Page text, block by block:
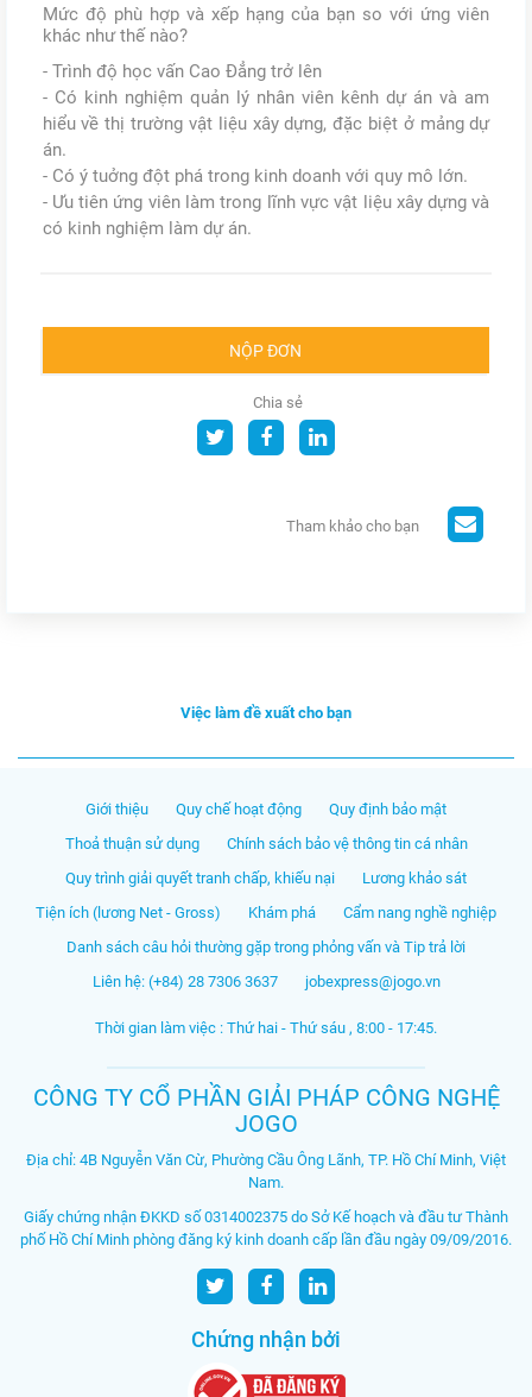
Mức độ phù hợp và xếp hạng của bạn so với ứng viên
khác như thế nào?
- Trình độ học vấn Cao Đẳng trở lên
- Có kinh nghiệm quản lý nhân viên kênh dự án và am
hiểu về thị trường vật liệu xây dựng, đặc biệt ở mảng dự
án.
- Có ý tuởng đột phá trong kinh doanh với quy mô lớn.
- Ưu tiên ứng viên làm trong lĩnh vực vật liệu xây dựng và
có kinh nghiệm làm dự án.
NỘP ĐƠN
Chia sẻ
Tham khảo cho bạn
Việc làm đề xuất cho bạn
Giới thiệu Quy chế hoạt động
Quy định bảo mật
Thoả thuận sử dụng
Chính sách bảo vệ thông tin cá nhân
Quy trình giải quyết tranh chấp, khiếu nại
Lương khảo sát
Tiện ích (lương Net - Gross)
Khám phá
Cẩm nang nghề nghiệp
Danh sách câu hỏi thường gặp trong phỏng vấn và Tip trả lời
Liên hệ: (+84) 28 7306 3637
jobexpress@jogo.vn
Thời gian làm việc : Thứ hai - Thứ sáu , 8:00 - 17:45.
CÔNG TY CỔ PHẦN GIẢI PHÁP CÔNG NGHỆ
JOGO
Địa chỉ: 4B Nguyễn Văn Cừ, Phường Cầu Ông Lãnh, TP. Hồ Chí Minh, Việt
Nam.
Giấy chứng nhận ĐKKD số 0314002375 do Sở Kế hoạch và đầu tư Thành
phố Hồ Chí Minh phòng đăng ký kinh doanh cấp lần đầu ngày 09/09/2016.
Chứng nhận bởi